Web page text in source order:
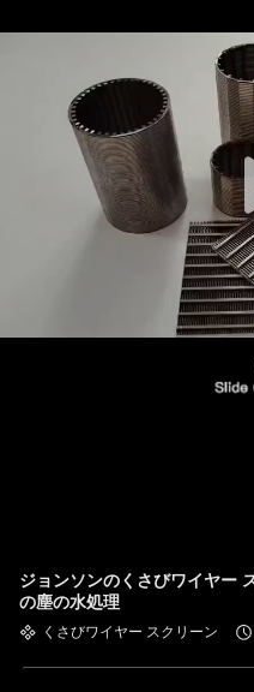
ジョンソンのくさびワイヤー
の塵の水処理
くさびワイヤー スクリーン